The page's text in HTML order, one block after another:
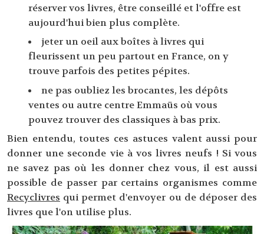
réserver vos livres, être conseillé et l'offre est
aujourd'hui bien plus complète.
jeter un oeil aux boîtes à livres qui
fleurissent un peu partout en France, on y
trouve parfois des petites pépites.
ne pas oubliez les brocantes, les dépôts
ventes ou autre centre Emmaüs où vous
pouvez trouver des classiques à bas prix.
Bien entendu, toutes ces astuces valent aussi pour
donner une seconde vie à vos livres neufs ! Si vous
ne savez pas où les donner chez vous, il est aussi
possible de passer par certains organismes comme
Recyclivres qui permet d'envoyer ou de déposer des
livres que l'on utilise plus.